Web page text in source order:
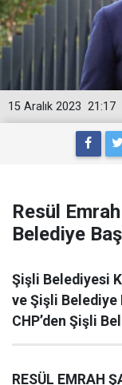
21:17
15 Aralık 2023
Resül
Belediye
Şişli Belediyesi
ve Şişli Belediye
CHP’den Şişli
RESÜL EMRAH